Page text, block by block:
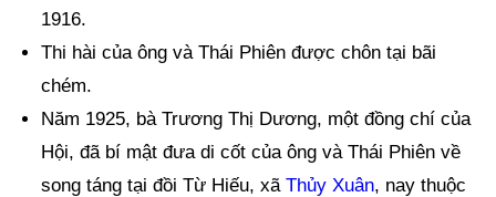
1916.
Thi hài của ông và Thái Phiên được chôn tại bãi
chém.
Năm 1925, bà Trương Thị Dương, một đồng chí của
Hội, đã bí mật đưa di cốt của ông và Thái Phiên về
song táng tại đồi Từ Hiếu, xãThủy Xuân, nay thuộc